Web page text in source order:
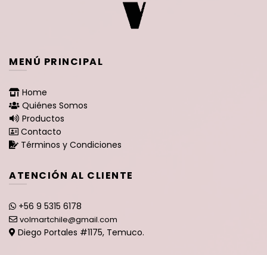
MENÚ PRINCIPAL
Home
Quiénes Somos
Productos
Contacto
Términos y Condiciones
ATENCIÓN AL CLIENTE
+56 9 5315 6178
volmartchile@gmail.com
Diego Portales #1175, Temuco.